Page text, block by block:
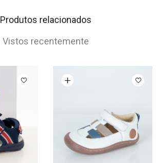
Produtos relacionados
Vistos recentemente
Ver opções